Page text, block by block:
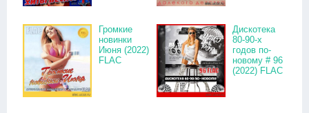
Громкие
новинки
Июня (2022)
FLAC
Дискотека
80-90-х
годов по-
новому # 96
(2022) FLAC